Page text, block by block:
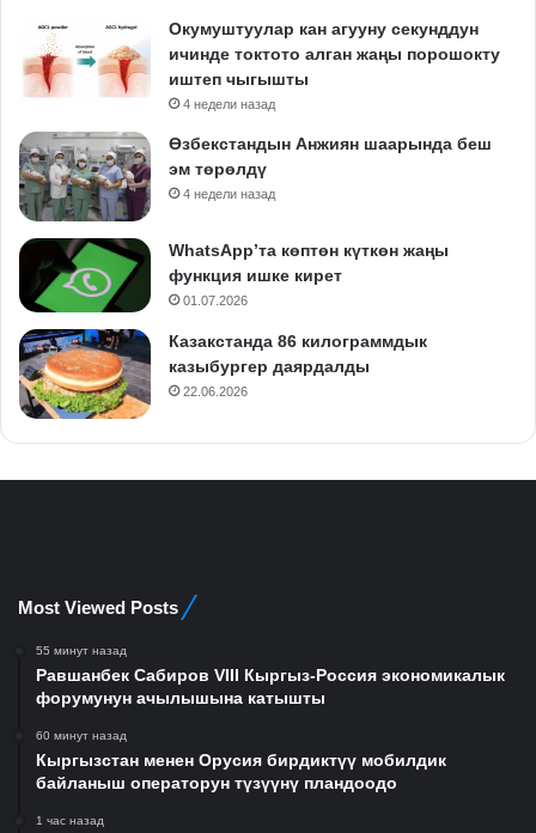
Окумуштуулар кан агууну секунддун
ичинде токтото алган жаңы порошокту
иштеп чыгышты
4 недели назад
Өзбекстандын Анжиян шаарында беш
эм төрөлдү
4 недели назад
WhatsApp’та көптөн күткөн жаңы
функция ишке кирет
01.07.2026
Казакстанда 86 килограммдык
казыбургер даярдалды
22.06.2026
Most Viewed Posts
55 минут назад
Равшанбек Сабиров VIII Кыргыз-Россия экономикалык
форумунун ачылышына катышты
60 минут назад
Кыргызстан менен Орусия бирдиктүү мобилдик
байланыш операторун түзүүнү пландоодо
1 час назад